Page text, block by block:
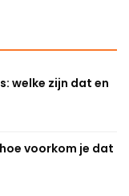
welke zijn dat en
voorkom je dat